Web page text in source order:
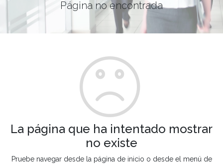
Página no encontrada
La página que ha intentado mostrar
no existe
Pruebe navegar desde la página de inicio o desde el menú de